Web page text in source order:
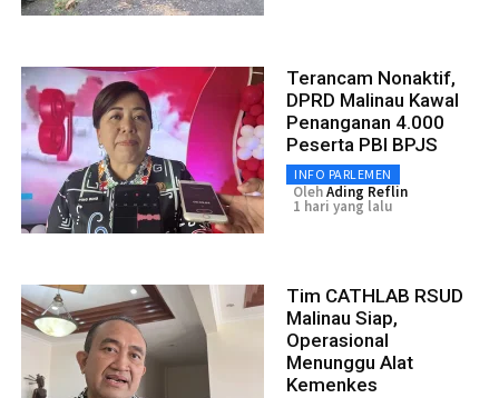
Terancam Nonaktif,
DPRD Malinau Kawal
Penanganan 4.000
Peserta PBI BPJS
INFO PARLEMEN
OlehAding Reflin
1 hari yang lalu
Tim CATHLAB RSUD
Malinau Siap,
Operasional
Menunggu Alat
Kemenkes